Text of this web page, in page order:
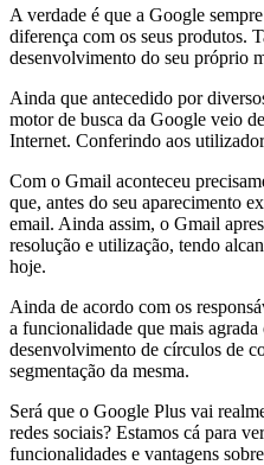
A verdade é que a Google
diferença com os seus produtos.
desenvolvimento do seu próprio
Ainda que antecedido por
motor de busca da Google veio
Internet. Conferindo aos
Com o Gmail aconteceu
que, antes do seu aparecimento
email. Ainda assim, o Gmail
resolução e utilização, tendo
hoje.
Ainda de acordo com os
a funcionalidade que mais agrada
desenvolvimento de círculos de
segmentação da mesma.
Será que o Google Plus vai
redes sociais? Estamos cá para
funcionalidades e vantagens